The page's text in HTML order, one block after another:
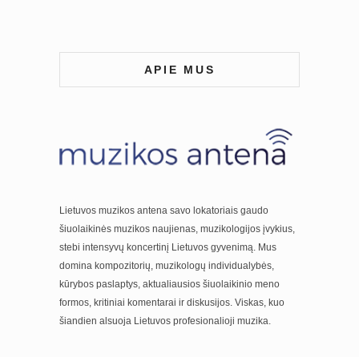
APIE MUS
Lietuvos muzikos antena savo lokatoriais gaudo
šiuolaikinės muzikos naujienas, muzikologijos įvykius,
stebi intensyvų koncertinį Lietuvos gyvenimą. Mus
domina kompozitorių, muzikologų individualybės,
kūrybos paslaptys, aktualiausios šiuolaikinio meno
formos, kritiniai komentarai ir diskusijos. Viskas, kuo
šiandien alsuoja Lietuvos profesionalioji muzika.